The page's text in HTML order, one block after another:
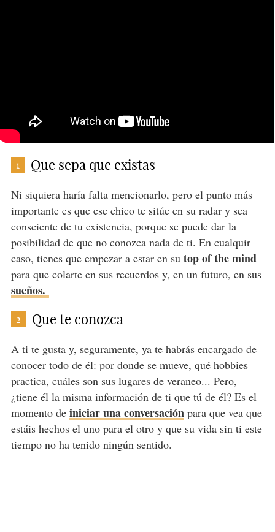
1 Que sepa que existas
Ni siquiera haría falta mencionarlo, pero el punto más
importante es que ese chico te sitúe en su radar y sea
consciente de tu existencia, porque se puede dar la
posibilidad de que no conozca nada de ti. En cualquir
caso, tienes que empezar a estar en su top of the mind
para que colarte en sus recuerdos y, en un futuro, en sus
sueños.
2 Que te conozca
A ti te gusta y, seguramente, ya te habrás encargado de
conocer todo de él: por donde se mueve, qué hobbies
practica, cuáles son sus lugares de veraneo... Pero,
¿tiene él la misma información de ti que tú de él? Es el
momento de iniciar una conversaciónpara que vea que
estáis hechos el uno para el otro y que su vida sin ti este
tiempo no ha tenido ningún sentido.